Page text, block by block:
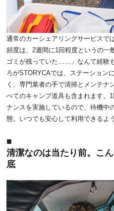
通常のカーシェアリングサービスで
頻度は、2週間に1回程度というの一
ゴミが残っていた……」なんて経験
ろがSTORYCAでは、ステーション
く、専門業者の手で清掃とメンテナ
べてのキャンプ道具も含まれます。
ナンスを実施しているので、待機中
態。いつでも安心して利用できるよ
清潔なのは当たり前。こ
底